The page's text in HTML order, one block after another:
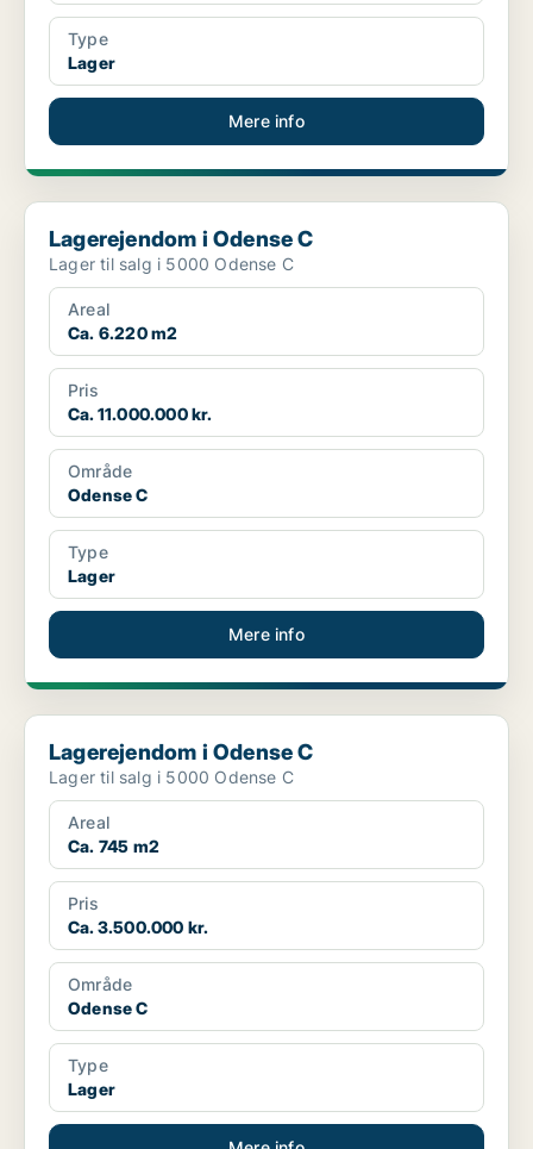
Type
Lager
Mere info
Lagerejendom i Odense C
Lagerejendom i Odense C
Lager til salg i 5000 Odense C
Areal
Ca. 6.220 m2
Pris
Ca. 11.000.000 kr.
Område
Odense C
Type
Lager
Mere info
Lagerejendom i Odense C
Lagerejendom i Odense C
Lager til salg i 5000 Odense C
Areal
Ca. 745 m2
Pris
Ca. 3.500.000 kr.
Område
Odense C
Type
Lager